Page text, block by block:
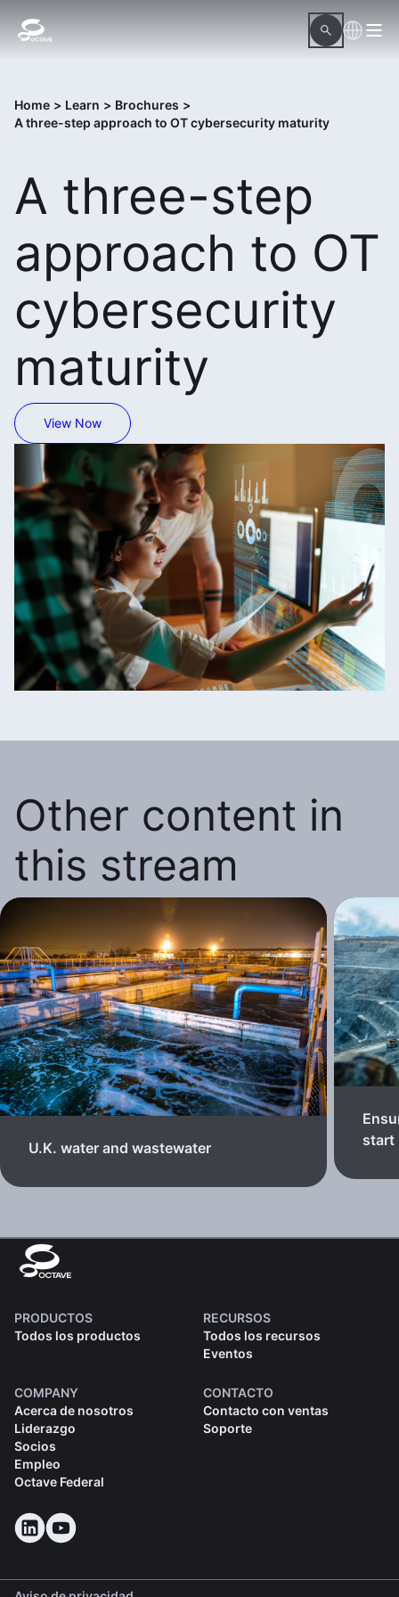
Home > Learn > Brochures >
A three-step approach to OT cybersecurity maturity
A three-step
approach to OT
cybersecurity
maturity
View Now
Other content in
this stream
U.K. water and wastewater
start
PRODUCTOS
Todos los productos
RECURSOS
Todos los recursos
Eventos
COMPANY
Acerca de nosotros
Liderazgo
Socios
Empleo
Octave Federal
CONTACTO
Contacto con ventas
Soporte